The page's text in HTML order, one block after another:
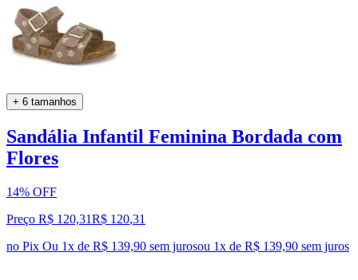
+ 6 tamanhos
Sandália Infantil Feminina Bordada com
Flores
14% OFF
Preço R$ 120,31R$ 120,31
no Pix Ou 1x de R$ 139,90 sem jurosou 1x de R$ 139,90 sem juros